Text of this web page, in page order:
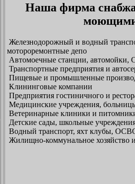
Наша фирма
моющими
Железнодорожный и водный
мотороремонтные депо
Автомоечные станции, автомойки,
Транспортные предприятия и
Пищевые и промышленные
Клининговые компании
Предприятия гостиничного и
Медицинские учреждения,
Ветеринарные клиники и
Детские сады, школьные
Водный транспорт, яхт клубы,
Жилищно-коммунальное хозяйство